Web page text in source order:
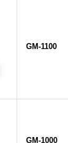
GM-1100
GM-1000